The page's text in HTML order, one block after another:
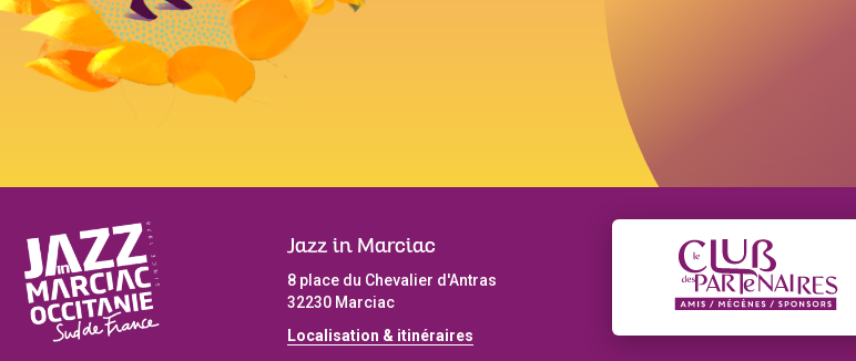
Jazz in Marciac
8 place du Chevalier d'Antras
32230 Marciac
Localisation & itinéraires